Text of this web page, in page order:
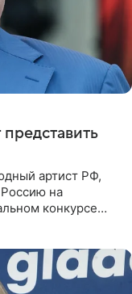
представить
артист РФ,
на
конкурсе